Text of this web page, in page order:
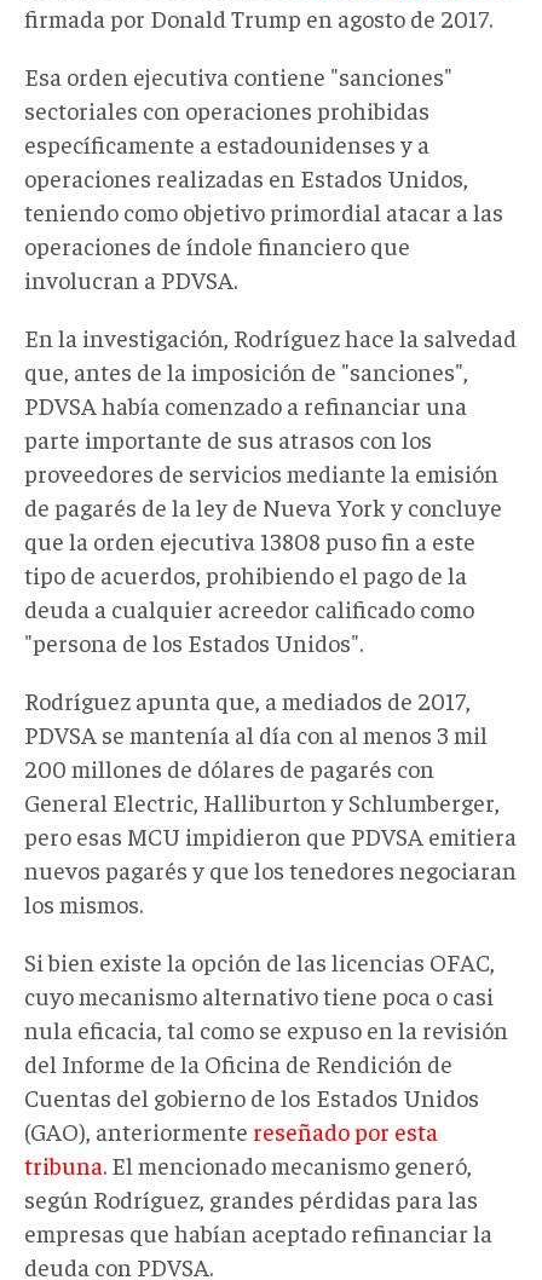
firmada por Donald Trump en agosto de 2017.
Esa orden ejecutiva contiene "sanciones"
sectoriales con operaciones prohibidas
específicamente a estadounidenses y a
operaciones realizadas en Estados Unidos,
teniendo como objetivo primordial atacar a las
operaciones de índole financiero que
involucran a PDVSA.
En la investigación, Rodríguez hace la salvedad
que, antes de la imposición de "sanciones",
PDVSA había comenzado a refinanciar una
parte importante de sus atrasos con los
proveedores de servicios mediante la emisión
de pagarés de la ley de Nueva York y concluye
que la orden ejecutiva 13808 puso fin a este
tipo de acuerdos, prohibiendo el pago de la
deuda a cualquier acreedor calificado como
"persona de los Estados Unidos".
Rodríguez apunta que, a mediados de 2017,
PDVSA se mantenía al día con al menos 3 mil
200 millones de dólares de pagarés con
General Electric, Halliburton y Schlumberger,
pero esas MCU impidieron que PDVSA emitiera
nuevos pagarés y que los tenedores negociaran
los mismos.
Si bien existe la opción de las licencias OFAC,
cuyo mecanismo alternativo tiene poca o casi
nula eficacia, tal como se expuso en la revisión
del Informe de la Oficina de Rendición de
Cuentas del gobierno de los Estados Unidos
(GAO), anteriormente reseñado por esta
tribuna. El mencionado mecanismo generó,
según Rodríguez, grandes pérdidas para las
empresas que habían aceptado refinanciar la
deuda con PDVSA.